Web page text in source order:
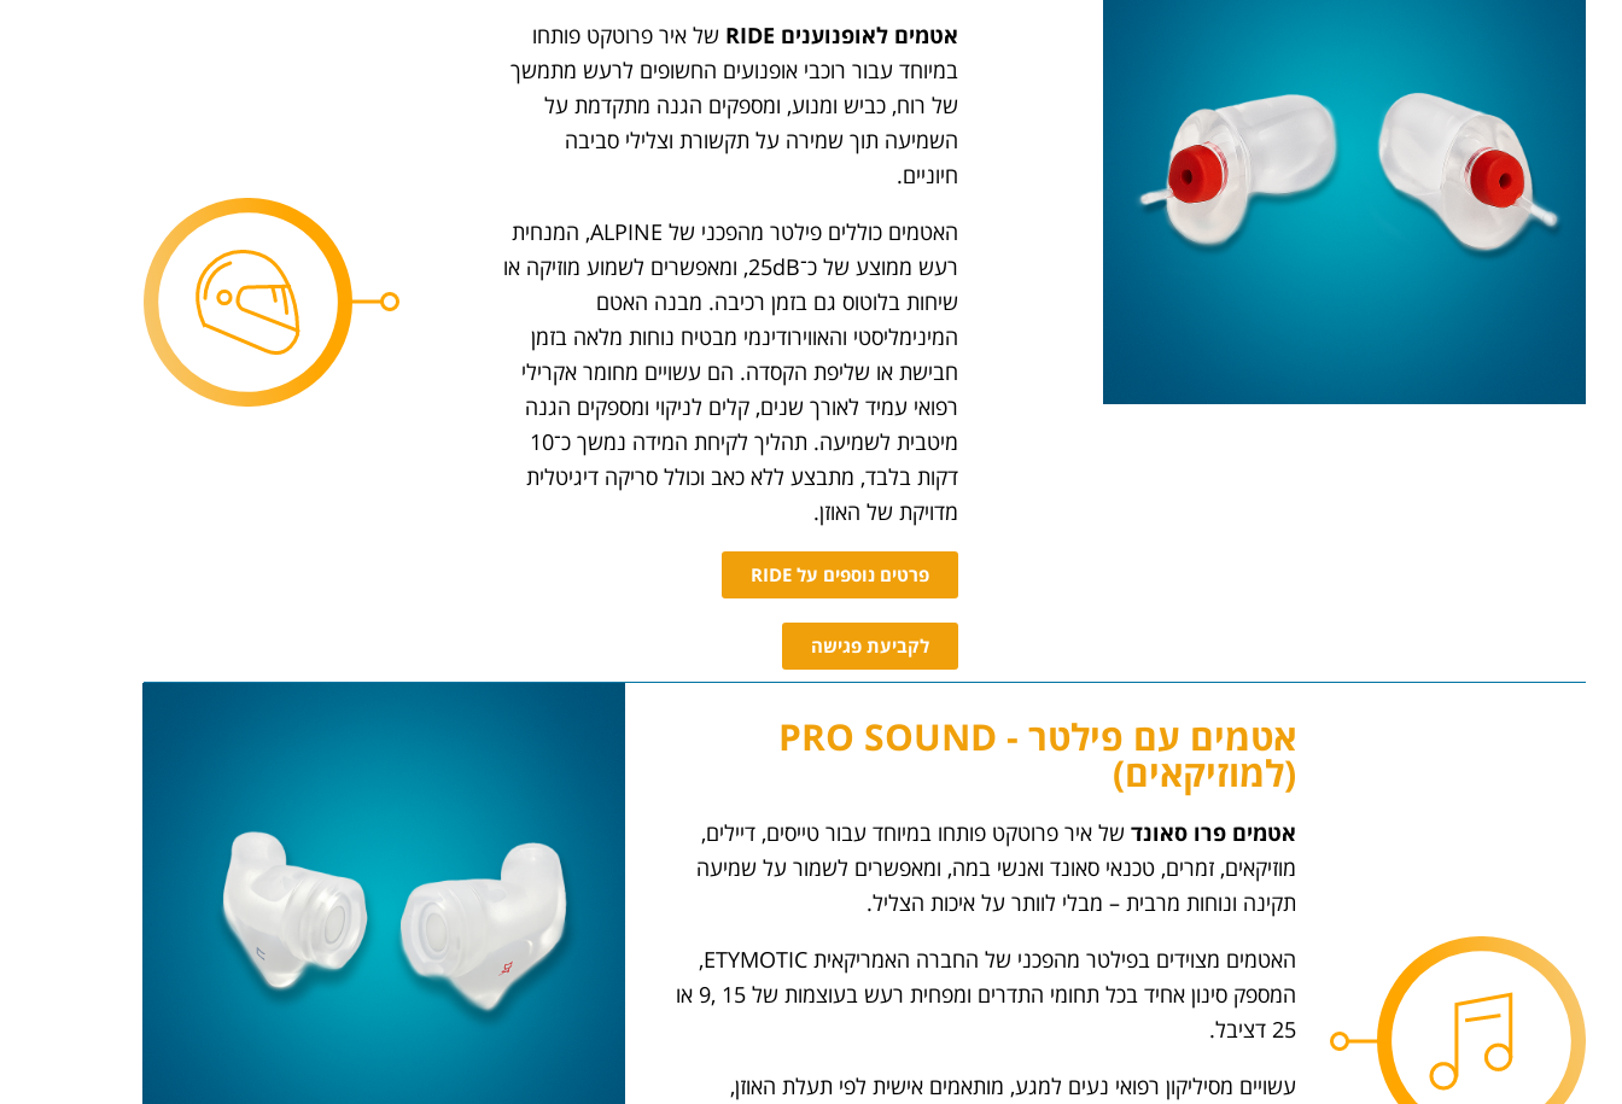
אטמים לאופנוענים RIDE
של איר פרוטקט פותחו
במיוחד עבור רוכבי אופנועים החשופים לרעש מתמשך
של רוח, כביש ומנוע, ומספקים הגנה מתקדמת על
השמיעה תוך שמירה על תקשורת וצלילי סביבה
חיוניים.
האטמים כוללים פילטר מהפכני של ALPINE, המנחית
רעש ממוצע של כ־25dB, ומאפשרים לשמוע מוזיקה או
שיחות בלוטוס גם בזמן רכיבה. מבנה האטם
המינימליסטי והאווירודינמי מבטיח נוחות מלאה בזמן
חבישת או שליפת הקסדה. הם עשויים מחומר אקרילי
רפואי עמיד לאורך שנים, קלים לניקוי ומספקים הגנה
מיטבית לשמיעה. תהליך לקיחת המידה נמשך כ־10
דקות בלבד, מתבצע ללא כאב וכולל סריקה דיגיטלית
מדויקת של האוזן.
פרטים נוספים על RIDE
לקביעת פגישה
אטמים עם פילטר - PRO SOUND
(למוזיקאים)
אטמים פרו סאונד של איר פרוטקט פותחו במיוחד עבור טייסים, דיילים,
מוזיקאים, זמרים, טכנאי סאונד ואנשי במה, ומאפשרים לשמור על שמיעה
תקינה ונוחות מרבית – מבלי לוותר על איכות הצליל.
האטמים מצוידים בפילטר מהפכני של החברה האמריקאית ETYMOTIC,
המספק סינון אחיד בכל תחומי התדרים ומפחית רעש בעוצמות של ‎9‎, ‎15‎ או
‎25‎ דציבל.
עשויים מסיליקון רפואי נעים למגע, מותאמים אישית לפי תעלת האוזן,